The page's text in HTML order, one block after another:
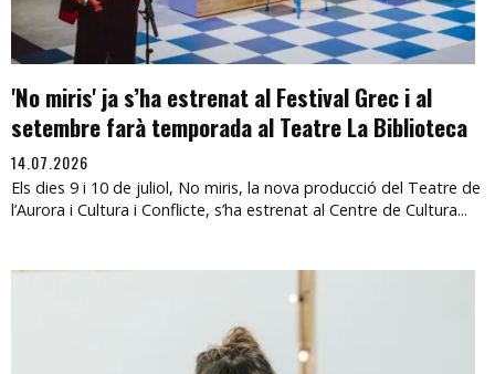
'No miris' ja s’ha estrenat al Festival Grec i al
setembre farà temporada al Teatre La Biblioteca
14.07.2026
Els dies 9 i 10 de juliol, No miris, la nova producció del Teatre de
l’Aurora i Cultura i Conflicte, s’ha estrenat al Centre de Cultura...